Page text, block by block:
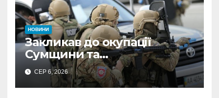
НОВИНИ
Закликав до окупації
Сумщини та
виправдовував обстріли:
СБУ викрила
прокремлівського агітатора
СЕР 6, 2026